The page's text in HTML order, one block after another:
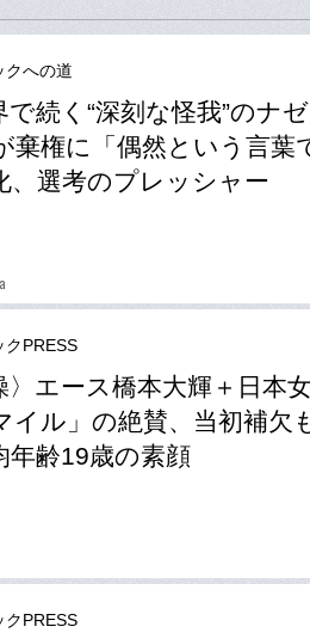
クへの道
で続く“深刻な怪我”のナ
棄権に「偶然という言
、選考のプレッシャー
クPRESS
〉エース橋本大輝＋日本
イル」の絶賛、当初補欠
齢19歳の素顔
クPRESS